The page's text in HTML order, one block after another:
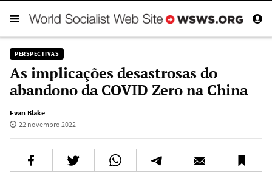
PERSPECTIVAS
As implicações desastrosas do
abandono da COVID Zero na China
Evan Blake
22 novembro 2022